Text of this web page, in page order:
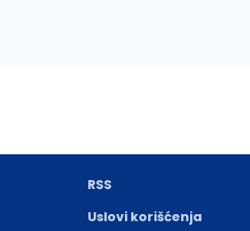
RSS
Uslovi korišćenja